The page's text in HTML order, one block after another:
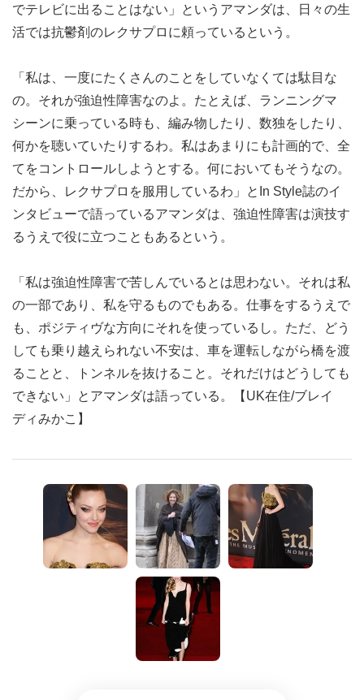
でテレビに出ることはない」というアマンダは、日々の生
活では抗鬱剤のレクサプロに頼っているという。
「私は、一度にたくさんのことをしていなくては駄目な
の。それが強迫性障害なのよ。たとえば、ランニングマ
シーンに乗っている時も、編み物したり、数独をしたり、
何かを聴いていたりするわ。私はあまりにも計画的で、全
てをコントロールしようとする。何においてもそうなの。
だから、レクサプロを服用しているわ」とIn Style誌のイ
ンタビューで語っているアマンダは、強迫性障害は演技す
るうえで役に立つこともあるという。
「私は強迫性障害で苦しんでいるとは思わない。それは私
の一部であり、私を守るものでもある。仕事をするうえで
も、ポジティヴな方向にそれを使っているし。ただ、どう
しても乗り越えられない不安は、車を運転しながら橋を渡
ることと、トンネルを抜けること。それだけはどうしても
できない」とアマンダは語っている。【UK在住/ブレイ
ディみかこ】